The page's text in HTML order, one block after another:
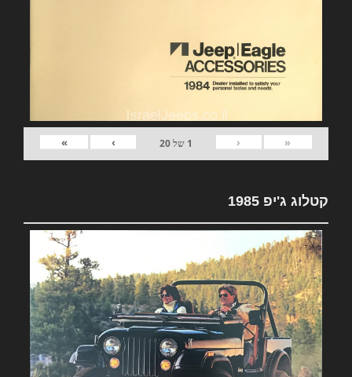
«
‹
1 של20
›
»
קטלוג ג'יפ 1985